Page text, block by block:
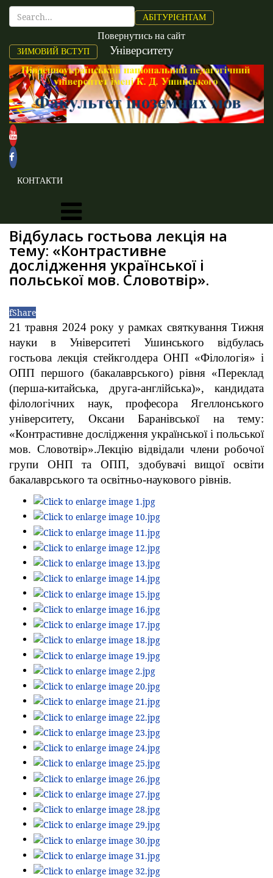
АБІТУРІЄНТАМ
ЗИМОВИЙ ВСТУП
Повернутись на сайт
Університету
КОНТАКТИ
Відбулась гостьова лекція на
тему: «Контрастивне
дослідження української і
польської мов. Словотвір».
fShare
21 травня 2024 року у рамках святкування Тижня
науки в Університеті Ушинського відбулась
гостьова лекція стейкголдера ОНП «Філологія» і
ОПП першого (бакалаврського) рівня «Переклад
(перша-китайська, друга-англійська)», кандидата
філологічних наук, професора Ягеллонського
університету, Оксани Баранівської на тему:
«Контрастивне дослідження української і польської
мов. Словотвір».Лекцію відвідали члени робочої
групи ОНП та ОПП, здобувачі вищої освіти
бакалаврського та освітньо-наукового рівнів.